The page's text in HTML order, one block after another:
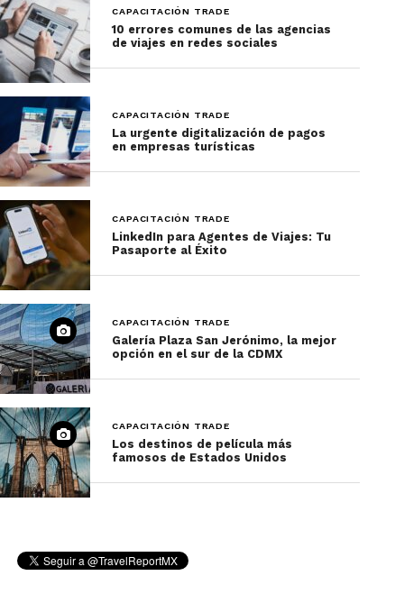
Ubicado en la
propiedad de Playa Hotels & Resorts, cuenta con
divertidas instalaciones para todo tipo de viajero.
En el hotel
viajas en familia o con los amigos
habrá cosas diferentes que hacer.
Los aficionados de lasactividades acuáticas
podrán pasar horas en su
CAPACITACIÓN TRADE
10 errores comunes de las agencias
de viajes en redes sociales
CAPACITACIÓN TRADE
La urgente digitalización de pagos
en empresas turísticas
CAPACITACIÓN TRADE
LinkedIn para Agentes de Viajes: Tu
Pasaporte al Éxito
CAPACITACIÓN TRADE
Galería Plaza San Jerónimo, la mejor
opción en el sur de la CDMX
CAPACITACIÓN TRADE
Los destinos de película más
famosos de Estados Unidos